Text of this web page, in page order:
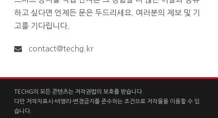
하고 싶다면 언제든 문은 두드리세요. 여러분의 제보 및 기
고를 기다립니다.
contact@techg.kr
TECHG의 모든 콘텐츠는 저작권법의 보호를 받습니다.
다만 저작자표시-비영리-변경금지를 준수하는 조건으로 저작물을 이용할 수 있
습니다.